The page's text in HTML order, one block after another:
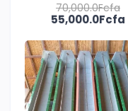
Automatique
Électrique et
64 Œufs
70,000.0Fcfa
55,000.0Fcfa